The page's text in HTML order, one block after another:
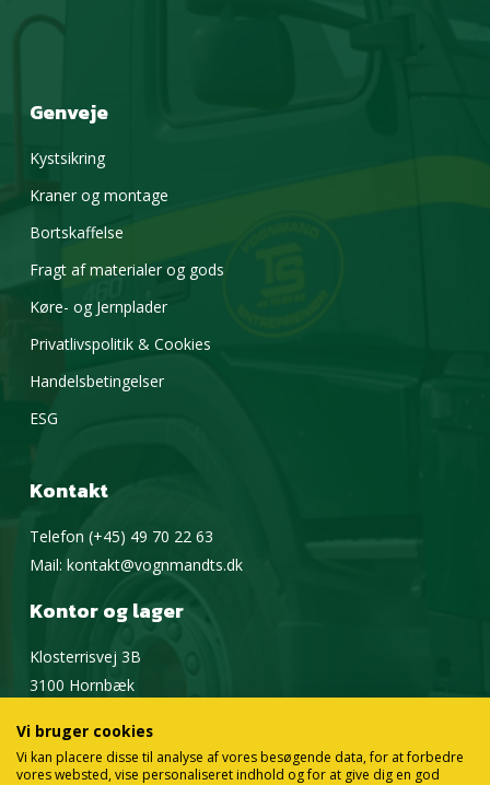
Genveje
Kystsikring
Kraner og montage
Bortskaffelse
Fragt af materialer og gods
Køre- og Jernplader
Privatlivspolitik & Cookies
Handelsbetingelser
ESG
Kontakt
Telefon (+45) 49 70 22 63
Mail: kontakt@vognmandts.dk
Kontor og lager
Klosterrisvej 3B
3100 Hornbæk
Vi bruger cookies
Vi kan placere disse til analyse af vores besøgende data, for at forbedre
vores websted, vise personaliseret indhold og for at give dig en god